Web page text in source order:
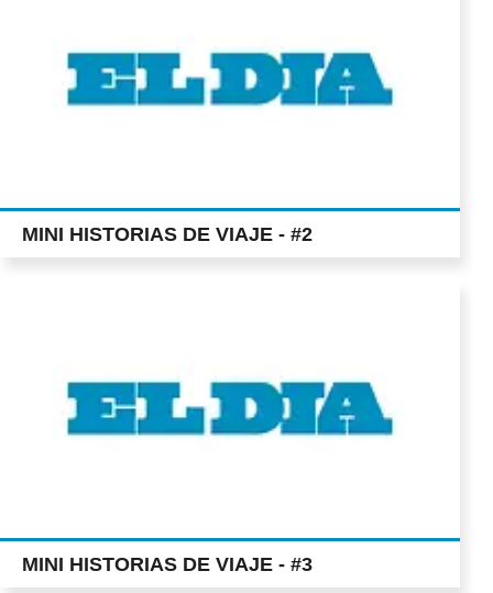
MINI HISTORIAS DE VIAJE - #2
MINI HISTORIAS DE VIAJE - #3